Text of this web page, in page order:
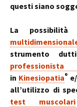
questi siano
La
strumento
in Kinesiopatia®
all’utilizzo di
test muscolari